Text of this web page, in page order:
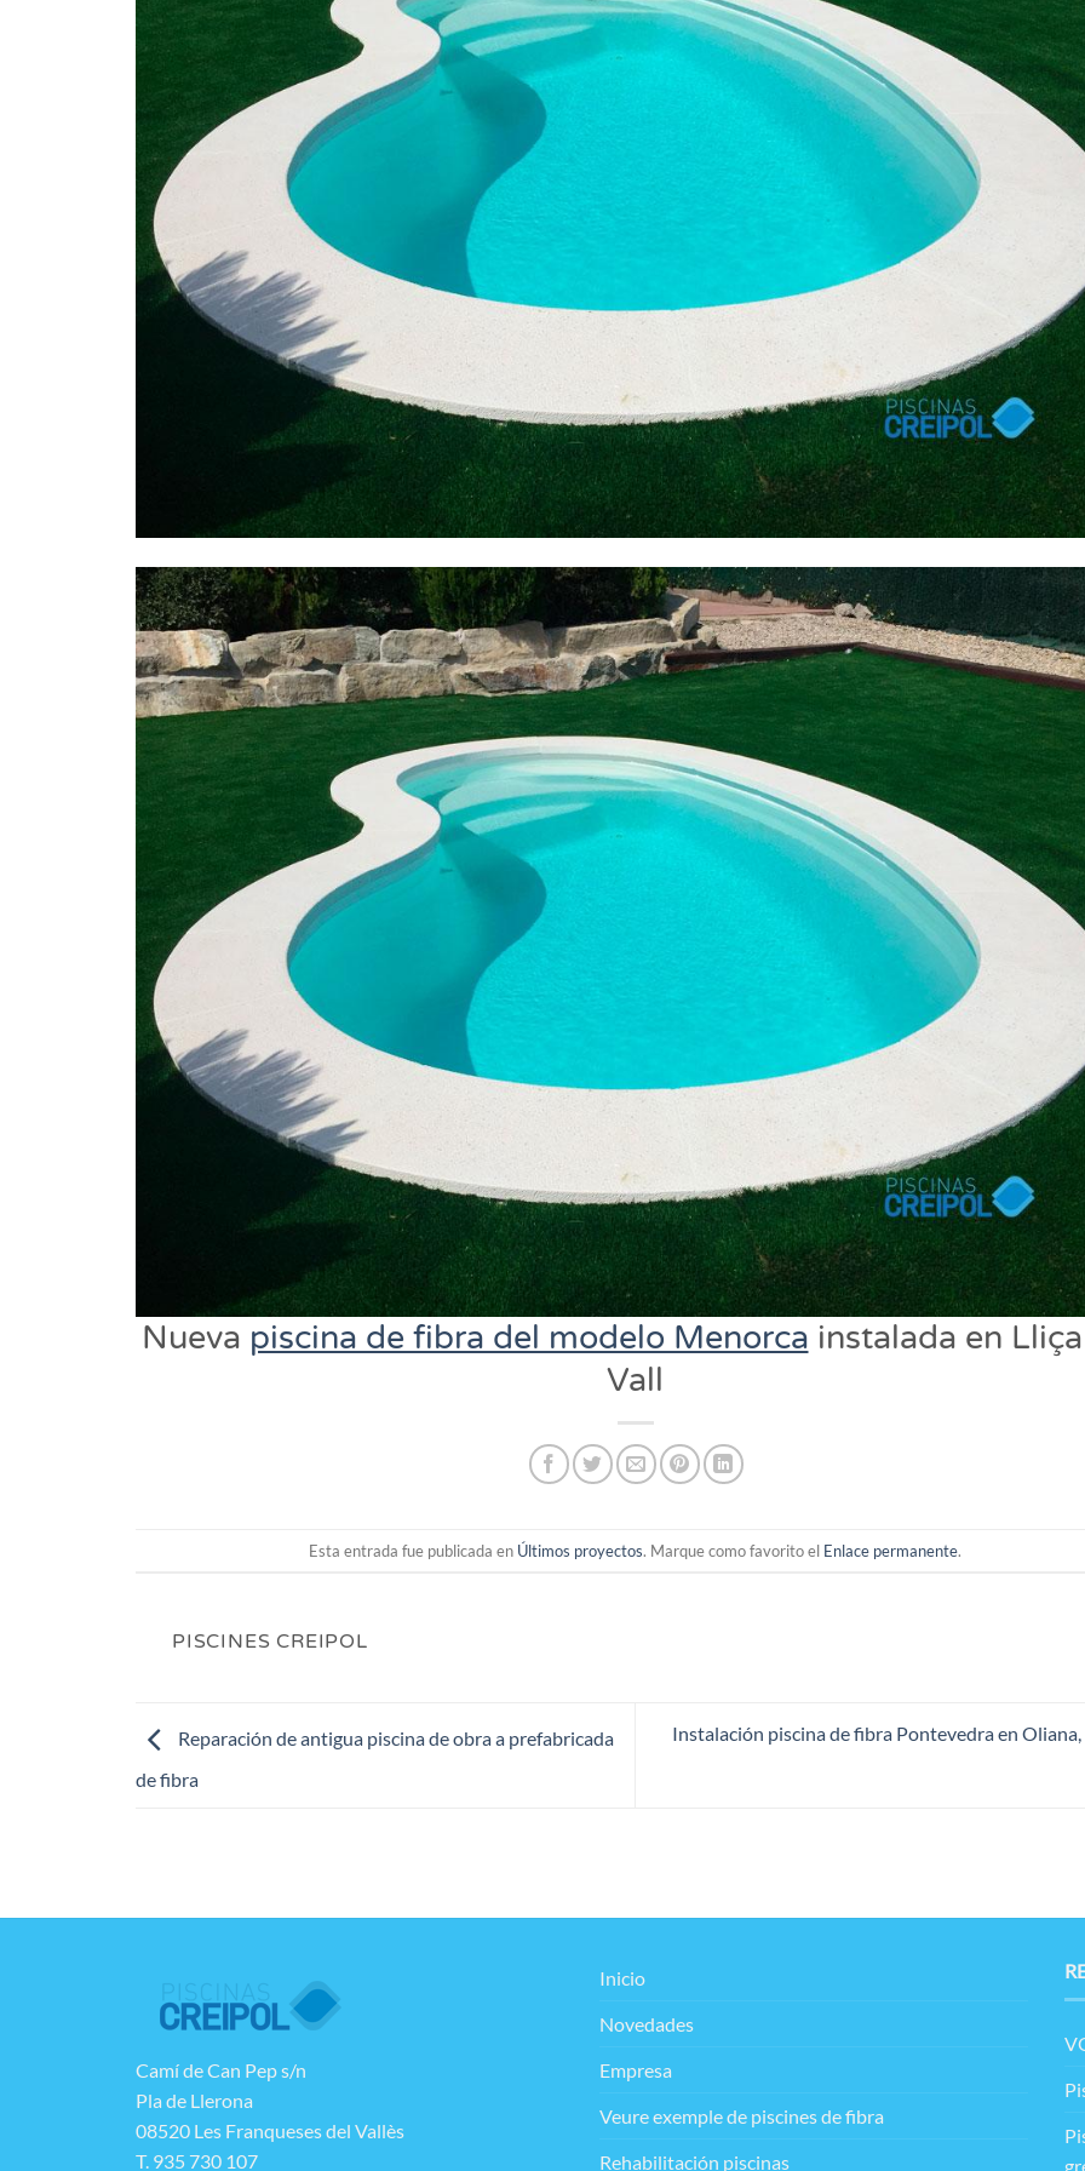
Nueva piscina de fibra del modelo Menorca instalada en
Vall
Esta entrada fue publicada en Últimos proyectos. Marque como favorito el Enlace permanente.
PISCINES CREIPOL
Reparación de antigua piscina de obra a prefabricada
de fibra
Instalación piscina de fibra Pontevedra en Oliana,
Camí de Can Pep s/n
Pla de Llerona
08520 Les Franqueses del Vallès
T. 935 730 107
Inicio
Novedades
Empresa
Veure exemple de piscines de fibra
Rehabilitación piscinas